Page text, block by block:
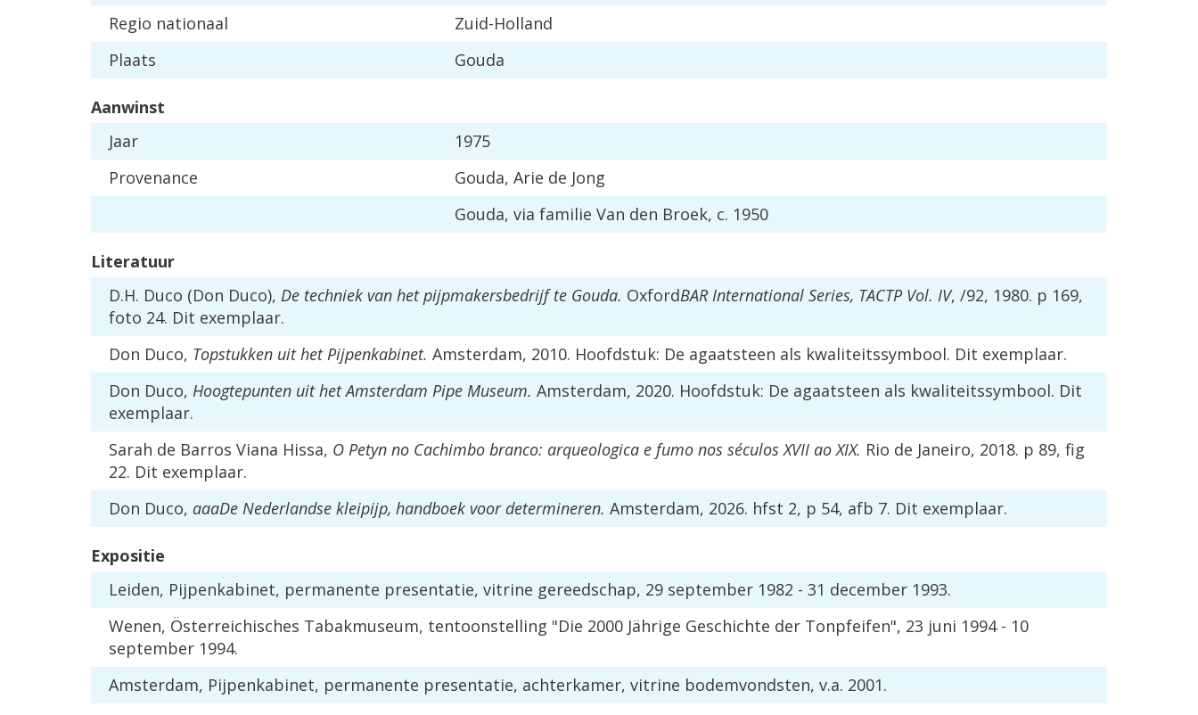
Regio nationaal
Zuid-Holland
Plaats
Gouda
Aanwinst
Jaar
1975
Provenance
Gouda, Arie de Jong
Gouda, via familie Van den Broek, c. 1950
Literatuur
D.H. Duco (Don Duco), De techniek van het pijpmakersbedrijf te Gouda. OxfordBAR International Series, TACTP Vol. IV, /92, 1980. p 169,
foto 24. Dit exemplaar.
Don Duco, Topstukken uit het Pijpenkabinet. Amsterdam, 2010. Hoofdstuk: De agaatsteen als kwaliteitssymbool. Dit exemplaar.
Don Duco, Hoogtepunten uit het Amsterdam Pipe Museum. Amsterdam, 2020. Hoofdstuk: De agaatsteen als kwaliteitssymbool. Dit
exemplaar.
Sarah de Barros Viana Hissa, O Petyn no Cachimbo branco: arqueologica e fumo nos séculos XVII ao XIX. Rio de Janeiro, 2018. p 89, fig
22. Dit exemplaar.
Don Duco, aaaDe Nederlandse kleipijp, handboek voor determineren. Amsterdam, 2026. hfst 2, p 54, afb 7. Dit exemplaar.
Expositie
Leiden, Pijpenkabinet, permanente presentatie, vitrine gereedschap, 29 september 1982 - 31 december 1993.
Wenen, Österreichisches Tabakmuseum, tentoonstelling "Die 2000 Jährige Geschichte der Tonpfeifen", 23 juni 1994 - 10
september 1994.
Amsterdam, Pijpenkabinet, permanente presentatie, achterkamer, vitrine bodemvondsten, v.a. 2001.